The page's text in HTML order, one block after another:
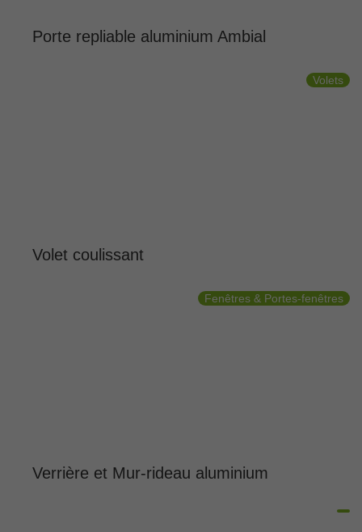
Porte repliable aluminium Ambial
Volet coulissant
Volets
Verrière et Mur-rideau aluminium
Fenêtres & Portes-fenêtres